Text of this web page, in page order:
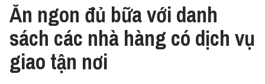
Ăn ngon đủ bữa với danh
sách các nhà hàng có dịch vụ
giao tận nơi